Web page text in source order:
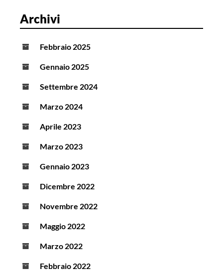
Archivi
Febbraio 2025
Gennaio 2025
Settembre 2024
Marzo 2024
Aprile 2023
Marzo 2023
Gennaio 2023
Dicembre 2022
Novembre 2022
Maggio 2022
Marzo 2022
Febbraio 2022